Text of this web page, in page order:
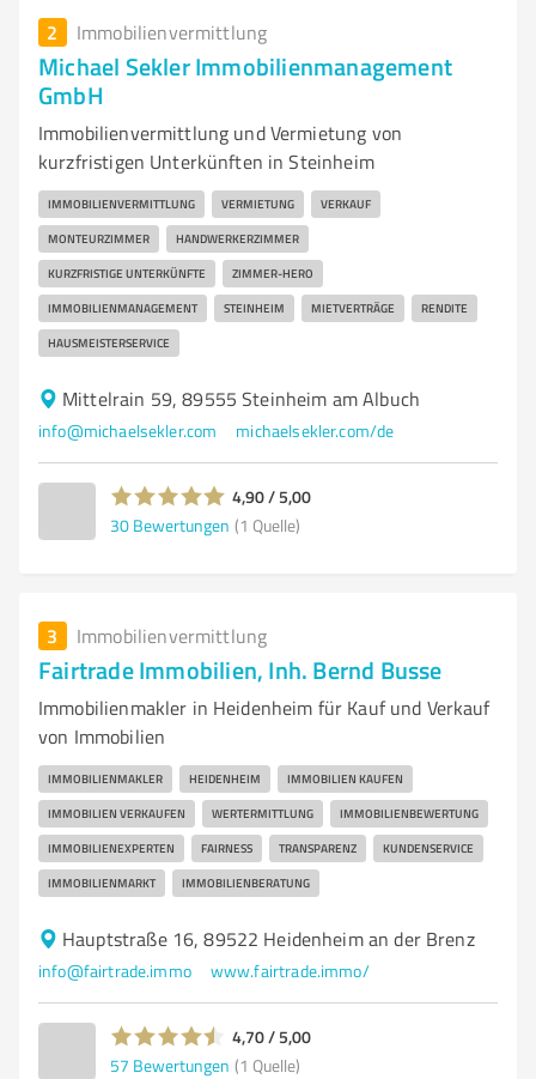
2 Immobilienvermittlung
Michael Sekler Immobilienmanagement
GmbH
Immobilienvermittlung und Vermietung von
kurzfristigen Unterkünften in Steinheim
IMMOBILIENVERMITTLUNG VERMIETUNG VERKAUF
MONTEURZIMMER HANDWERKERZIMMER
KURZFRISTIGE UNTERKÜNFTE ZIMMER-HERO
IMMOBILIENMANAGEMENT STEINHEIM MIETVERTRÄGE RENDITE
HAUSMEISTERSERVICE
Mittelrain 59, 89555 Steinheim am Albuch
info@michaelsekler.com michaelsekler.com/de
4,90 / 5,00
30 Bewertungen (1 Quelle)
3 Immobilienvermittlung
Fairtrade Immobilien, Inh. Bernd Busse
Immobilienmakler in Heidenheim für Kauf und Verkauf
von Immobilien
IMMOBILIENMAKLER HEIDENHEIM IMMOBILIEN KAUFEN
IMMOBILIEN VERKAUFEN WERTERMITTLUNG IMMOBILIENBEWERTUNG
IMMOBILIENEXPERTEN FAIRNESS TRANSPARENZ KUNDENSERVICE
IMMOBILIENMARKT IMMOBILIENBERATUNG
Hauptstraße 16, 89522 Heidenheim an der Brenz
info@fairtrade.immo www.fairtrade.immo/
4,70 / 5,00
57 Bewertungen (1 Quelle)